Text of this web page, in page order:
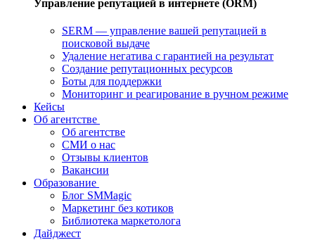
Управление репутацией в интернете (ORM)
SERM — управление вашей репутацией в
поисковой выдаче
Удаление негатива с гарантией на результат
Создание репутационных ресурсов
Боты для поддержки
Мониторинг и реагирование в ручном режиме
Кейсы
Об агентстве
Об агентстве
СМИ о нас
Отзывы клиентов
Вакансии
Образование
Блог SMMagic
Маркетинг без котиков
Библиотека маркетолога
Дайджест